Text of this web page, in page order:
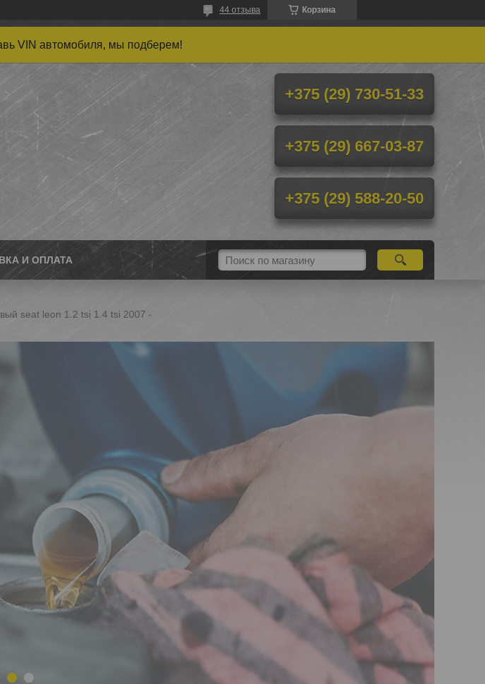
Корзина
44 отзыва
VIN автомобиля, мы подберем!
+375 (29) 730-51-33
+375 (29) 667-03-87
+375 (29) 588-20-50
И ОПЛАТА
seat leon 1.2 tsi 1.4 tsi 2007 -